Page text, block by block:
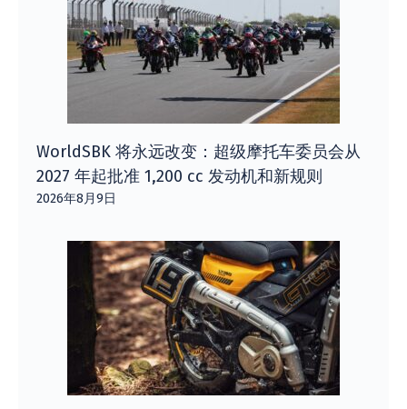
WorldSBK 将永远改变：超级摩托车委员会从
2027 年起批准 1,200 cc 发动机和新规则
2026年8月9日